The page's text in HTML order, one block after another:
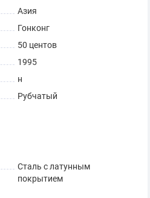
Азия
Гонконг
50 центов
1995
н
Рубчатый
Сталь с латунным
покрытием